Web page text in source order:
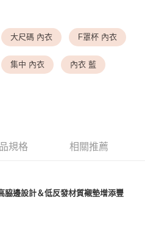
)免運費
貨付款
爾富取貨
)免運費
大尺碼 內衣 F罩杯 內衣
集中 內衣 內衣 藍
規格 相關推薦
脇邊設計＆低反發材質襯墊增添豐